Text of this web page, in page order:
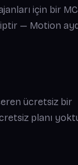
için bir
— Motion
ücretsiz bir
planı